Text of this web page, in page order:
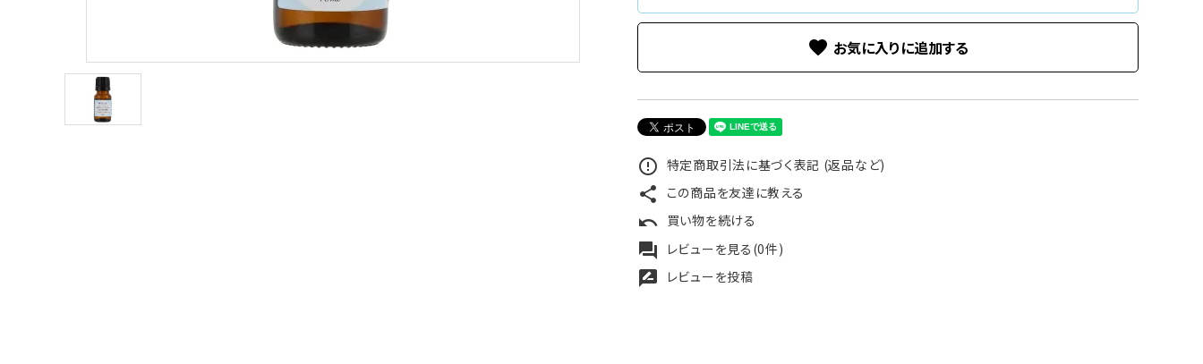
favorite
error_outline 特定商取引法に基づく表記 (返品など)
share この商品を友達に教える
undo 買い物を続ける
forum レビューを見る(0件)
rate_review レビューを投稿